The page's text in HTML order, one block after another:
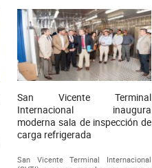
San Vicente Terminal
Internacional inaugura
moderna sala de inspección de
carga refrigerada
San Vicente Terminal Internacional